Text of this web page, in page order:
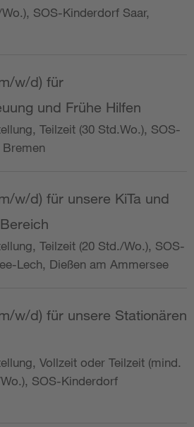
SOS-Kinderdorf Saar,
w/d) für
und Frühe Hilfen
Teilzeit (30 Std.Wo.), SOS-
w/d) für unsere KiTa und
Teilzeit (20 Std./Wo.), SOS-
Lech, Dießen am Ammersee
w/d) für unsere Stationären
Vollzeit oder Teilzeit (mind.
SOS-Kinderdorf